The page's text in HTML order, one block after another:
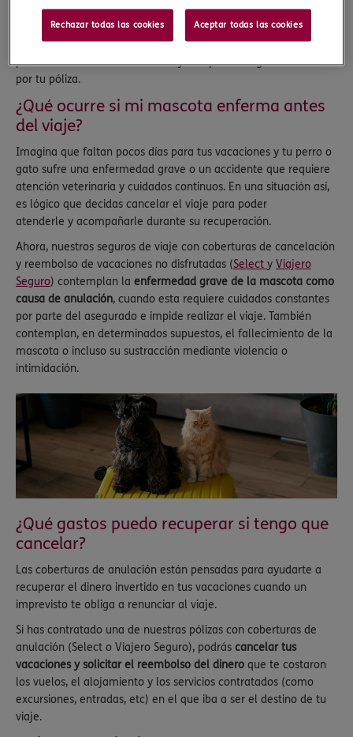
coberturas de anulaciónque contemplan determinadas
situaciones relacionadas con las mascotas. Así, si un imprevisto
grave afecta a tu compañero de cuatro patas antes de viajar,
podrías cancelar tus vacaciones y recuperar los gastos cubiertos
por tu póliza.
¿Qué ocurre si mi mascota enferma antes
del viaje?
Imagina que faltan pocos días para tus vacaciones y tu perro o
gato sufre una enfermedad grave o un accidente que requiere
atención veterinaria y cuidados continuos. En una situación así,
es lógico que decidas cancelar el viaje para poder
atenderle y acompañarle durante su recuperación.
Ahora, nuestros seguros de viaje con coberturas de cancelación
y reembolso de vacaciones no disfrutadas (Select y Viajero
Seguro) contemplan la enfermedad grave de la mascota como
causa de anulación, cuando esta requiere cuidados constantes
por parte del asegurado e impide realizar el viaje. También
contemplan, en determinados supuestos, el fallecimiento de la
mascota o incluso su sustracción mediante violencia o
intimidación.
¿Qué gastos puedo recuperar si tengo que
cancelar?
Las coberturas de anulación están pensadas para ayudarte a
recuperar el dinero invertido en tus vacaciones cuando un
imprevisto te obliga a renunciar al viaje.
Si has contratado una de nuestras pólizas con coberturas de
anulación (Select o Viajero Seguro), podrás cancelar tus
vacaciones y solicitar el reembolso del dinero que te costaron
los vuelos, el alojamiento y los servicios contratados (como
excursiones, entradas, etc) en el que iba a ser el destino de tu
viaje.
Rechazar todas las cookies Aceptar todas las cookies